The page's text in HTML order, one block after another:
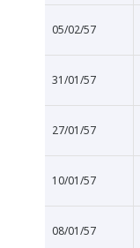
05/02/57
31/01/57
27/01/57
10/01/57
08/01/57